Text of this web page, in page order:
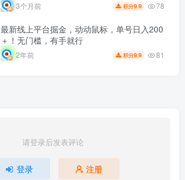
3个月前 积分9.9 78
最新线上平台掘金，动动鼠标，单号日入200
＋！无门槛，有手就行
2年前 积分9.9 81
请登录后发表评论
登录 注册